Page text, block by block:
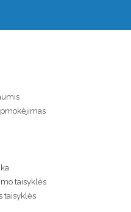
taisyklės
taisyklės